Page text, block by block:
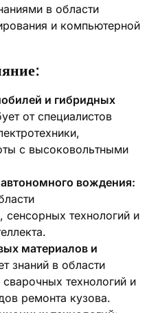
в области
и компьютерной
и гибридных
от специалистов
с высоковольтными
вождения:
технологий и
материалов и
знаний в области
технологий и
ремонта кузова.